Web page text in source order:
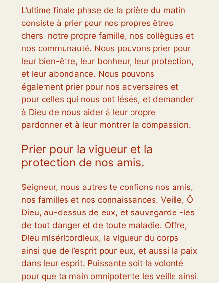
L’ultime finale phase de la prière du matin
consiste à prier pour nos propres êtres
chers, notre propre famille, nos collègues et
nos communauté. Nous pouvons prier pour
leur bien-être, leur bonheur, leur protection,
et leur abondance. Nous pouvons
également prier pour nos adversaires et
pour celles qui nous ont lésés, et demander
à Dieu de nous aider à leur propre
pardonner et à leur montrer la compassion.
Prier pour la vigueur et la
protection de nos amis.
Seigneur, nous autres te confions nos amis,
nos familles et nos connaissances. Veille, Ô
Dieu, au-dessus de eux, et sauvegarde -les
de tout danger et de toute maladie. Offre,
Dieu miséricordieux, la vigueur du corps
ainsi que de l’esprit pour eux, et aussi la paix
dans leur esprit. Puissante soit la volonté
pour que ta main omnipotente les veille ainsi